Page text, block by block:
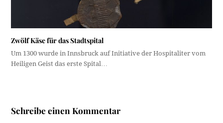
Zwölf Käse für das Stadtspital
Um 1300 wurde in Innsbruck auf Initiative der Hospitaliter vom
Heiligen Geist das erste Spital…
Schreibe einen Kommentar